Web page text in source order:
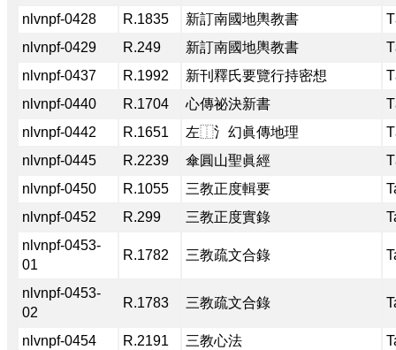
nlvnpf-0428
R.1835 新訂南國地輿教書
nlvnpf-0429
R.249 新訂南國地輿教書
nlvnpf-0437
R.1992 新刊釋氏要覽行持密想
nlvnpf-0440
R.1704 心傳祕決新書
nlvnpf-0442
R.1651 左⿰氵幻眞傳地理
nlvnpf-0445
R.2239 傘圓山聖眞經
nlvnpf-0450
R.1055 三教正度輯要
nlvnpf-0452
R.299 三教正度實錄
nlvnpf-0453-
01
R.1782 三教疏文合錄
nlvnpf-0453-
02
R.1783 三教疏文合錄
nlvnpf-0454 R.2191 三教心法